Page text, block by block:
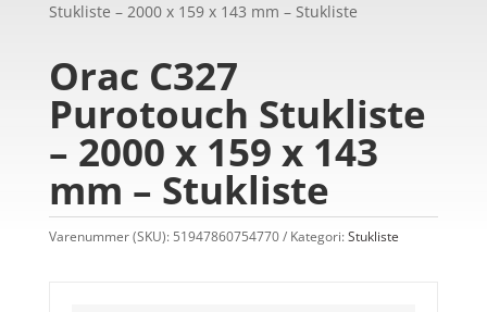
Stukliste – 2000 x 159 x 143 mm – Stukliste
Orac C327
Purotouch Stukliste
– 2000 x 159 x 143
mm – Stukliste
Varenummer (SKU): 51947860754770 Kategori:Stukliste